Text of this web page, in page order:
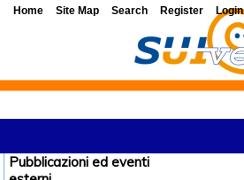
Pubblicazioni ed eventi
Home Site Map Search Register Login